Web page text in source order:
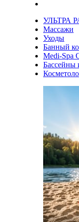
УЛЬТРА
Массажи
Уходы
Банный
Medi-Spa
Бассейны